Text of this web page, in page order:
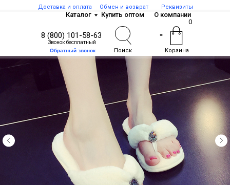
8 (800) 101-58-63
Звонок бесплатный
Каталог Купить оптом О компании
Доставка и оплата Обмен и возврат Реквизиты
0
=
Обратный звонок Поиск Корзина